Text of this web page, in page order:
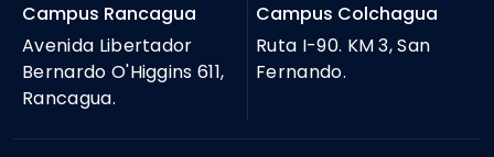
Campus Rancagua
Avenida Libertador
Bernardo O'Higgins 611,
Rancagua.
Campus Colchagua
Ruta I-90. KM 3, San
Fernando.